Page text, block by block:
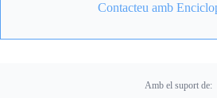
Contacteu amb
Amb el suport de: